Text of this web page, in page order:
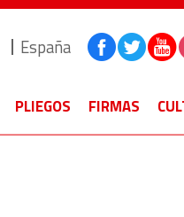
España
PLIEGOS FIRMAS